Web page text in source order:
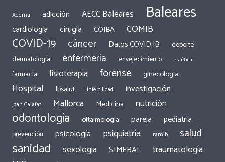
Adema adicción AECC Baleares Baleares
cardiología cirugía COIBA COMIB
COVID-19 cáncer Datos COVID IB
deporte
dermatología
enfermería envejecimiento estética
farmacia fisioterapia forense ginecología
Hospital Ibsalut infertilidad investigación
Joan Calafat Mallorca Medicina nutrición
odontología oftalmología pareja pediatría
prevención psicología psiquiatría ramib salud
sanidad sexologia SIMEBAL traumatología